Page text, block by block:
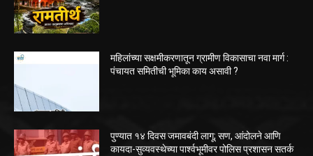
महिलांच्या सक्षमीकरणातून ग्रामीण विकासाचा नवा मार्ग :
पंचायत समितीची भूमिका काय असावी ?
पुण्यात १४ दिवस जमावबंदी लागू; सण, आंदोलने आणि
कायदा-सुव्यवस्थेच्या पार्श्वभूमीवर पोलिस प्रशासन सतर्क